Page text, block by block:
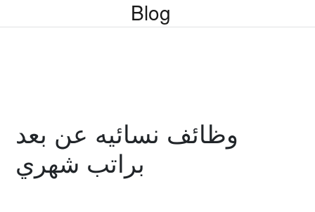
Blog
وظائف نسائيه عن بعد
براتب شهري